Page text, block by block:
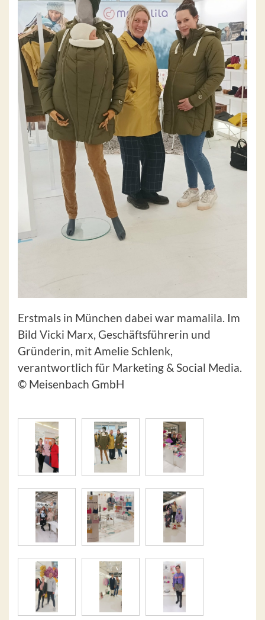
Erstmals in München dabei war mamalila. Im
Bild Vicki Marx, Geschäftsführerin und
Gründerin, mit Amelie Schlenk,
verantwortlich für Marketing & Social Media.
© Meisenbach GmbH